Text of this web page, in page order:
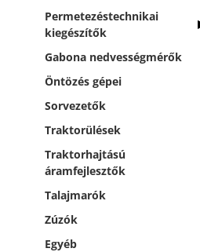
Permetezéstechnikai
kiegészítők
Gabona nedvességmérők
Öntözés gépei
Sorvezetők
Traktorülések
Traktorhajtású
áramfejlesztők
Talajmarók
Zúzók
Egyéb